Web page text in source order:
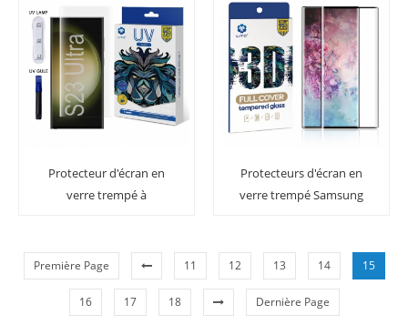
Protecteur d'écran en
verre trempé à
pour Samsung Galaxy
S23 Ultra
Protecteurs d'écran en
verre trempé Samsung
dureté élevée
Première Page 11 12 13 14 15
16 17 18 Dernière Page